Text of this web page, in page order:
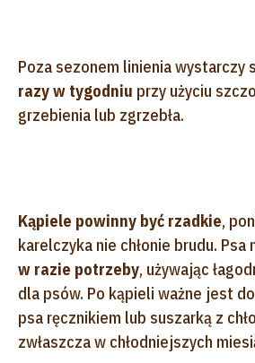
Poza sezonem linienia wystarczy
razy w tygodniu przy użyciu
grzebienia lub zgrzebła.
Kąpiele powinny być rzadkie,
karelczyka nie chłonie brudu. Psa
w razie potrzeby, używając
dla psów. Po kąpieli ważne jest
psa ręcznikiem lub suszarką z
zwłaszcza w chłodniejszych